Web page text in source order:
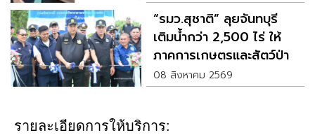
“รมว.สุชาติ” ลุยจันทบุรี
เติมน้ำกว่า 2,500 ไร่ ให้
ภาคการเกษตรและสัตว์ป่า
08 สิงหาคม 2569
รายละเอียดการให้บริการ: